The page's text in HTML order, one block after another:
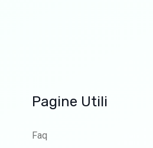
Pagine Utili
Faq